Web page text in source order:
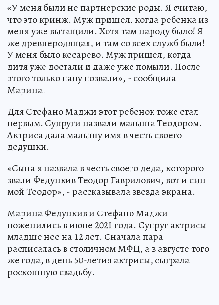
«У меня были не партнерские роды. Я считаю,
что это кринж. Муж пришел, когда ребенка из
меня уже вытащили. Хотя там народу было! Я
же древнеродящая, и там со всех служб были!
У меня было кесарево. Муж пришел, когда
дитя уже достали и даже уже помыли. После
этого только папу позвали», - сообщила
Марина.
Для Стефано Маджи этот ребенок тоже стал
первым. Супруги назвали малыша Теодором.
Актриса дала малышу имя в честь своего
дедушки.
«Сына я назвала в честь своего деда, которого
звали Федункив Теодор Гаврилович, вот и сын
мой Теодор», - рассказывала звезда экрана.
Марина Федункив и Стефано Маджи
поженились в июне 2021 года. Супруг актрисы
младше нее на 12 лет. Сначала пара
расписалась в столичном МФЦ, а в августе того
же года, в день 50-летия актрисы, сыграла
роскошную свадьбу.